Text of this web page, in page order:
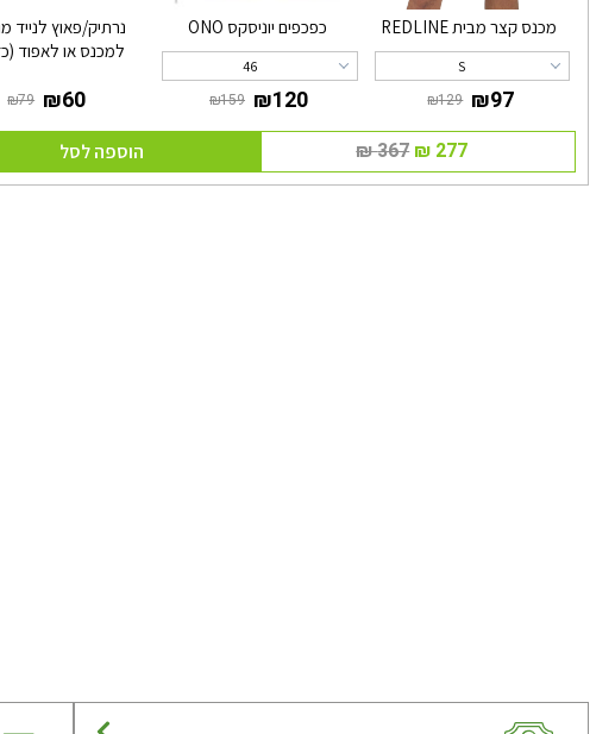
מכנס קצר מבית REDLINE
S
‏129 ₪
כפכפים יוניסקס ONO
46
נרתיק/פאוץ לנייד
למכנס או לאפוד
‏367 ₪ הוספה לסל